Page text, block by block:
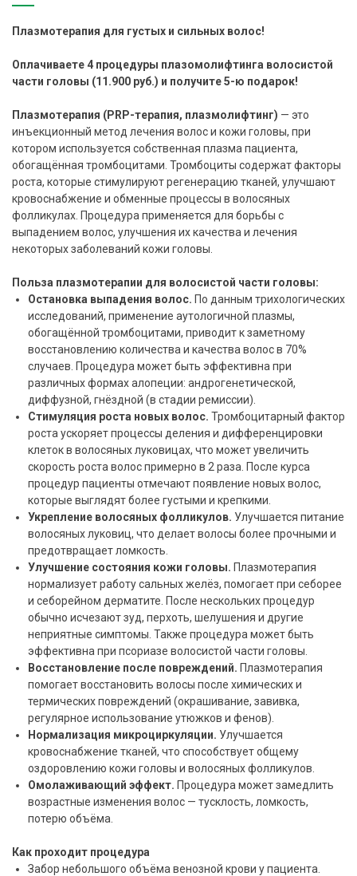
Плазмотерапия для густых и сильных волос!
Оплачиваете 4 процедуры плазомолифтинга волосистой
части головы (11.900 руб.) и получите 5-ю подарок!
Плазмотерапия (PRP-терапия, плазмолифтинг) — это
инъекционный метод лечения волос и кожи головы, при
котором используется собственная плазма пациента,
обогащённая тромбоцитами. Тромбоциты содержат факторы
роста, которые стимулируют регенерацию тканей, улучшают
кровоснабжение и обменные процессы в волосяных
фолликулах. Процедура применяется для борьбы с
выпадением волос, улучшения их качества и лечения
некоторых заболеваний кожи головы.
Польза плазмотерапии для волосистой части головы:
Остановка выпадения волос. По данным трихологических
исследований, применение аутологичной плазмы,
обогащённой тромбоцитами, приводит к заметному
восстановлению количества и качества волос в 70%
случаев. Процедура может быть эффективна при
различных формах алопеции: андрогенетической,
диффузной, гнёздной (в стадии ремиссии).
Стимуляция роста новых волос. Тромбоцитарный фактор
роста ускоряет процессы деления и дифференцировки
клеток в волосяных луковицах, что может увеличить
скорость роста волос примерно в 2 раза. После курса
процедур пациенты отмечают появление новых волос,
которые выглядят более густыми и крепкими.
Укрепление волосяных фолликулов. Улучшается питание
волосяных луковиц, что делает волосы более прочными и
предотвращает ломкость.
Улучшение состояния кожи головы. Плазмотерапия
нормализует работу сальных желёз, помогает при себорее
и себорейном дерматите. После нескольких процедур
обычно исчезают зуд, перхоть, шелушения и другие
неприятные симптомы. Также процедура может быть
эффективна при псориазе волосистой части головы.
Восстановление после повреждений. Плазмотерапия
помогает восстановить волосы после химических и
термических повреждений (окрашивание, завивка,
регулярное использование утюжков и фенов).
Нормализация микроциркуляции. Улучшается
кровоснабжение тканей, что способствует общему
оздоровлению кожи головы и волосяных фолликулов.
Омолаживающий эффект. Процедура может замедлить
возрастные изменения волос — тусклость, ломкость,
потерю объёма.
Как проходит процедура
Забор небольшого объёма венозной крови у пациента.